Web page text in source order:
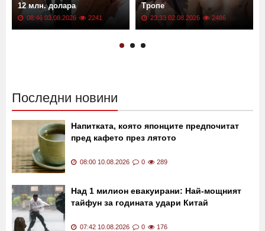
12 млн. долара
08:46 03.08.2026 2241
Тропе
23:33 02.08.2026 2486
Последни новини
Напитката, която японците предпочитат
пред кафето през лятото
08:00 10.08.2026 0 289
Над 1 милион евакуирани: Най-мощният
тайфун за годината удари Китай
07:42 10.08.2026 0 176